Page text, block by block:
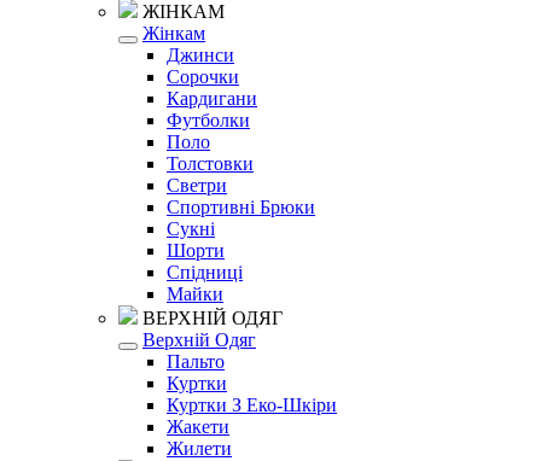
ЖІНКАМ
Жінкам
Джинси
Сорочки
Кардигани
Футболки
Поло
Толстовки
Светри
Спортивні Брюки
Сукні
Шорти
Спідниці
Майки
ВЕРХНІЙ ОДЯГ
Верхній Одяг
Пальто
Куртки
Куртки З Еко-Шкіри
Жакети
Жилети